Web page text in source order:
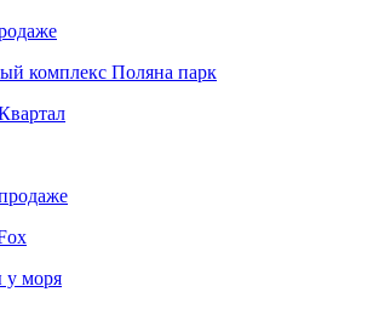
комплекс Поляна парк
у моря